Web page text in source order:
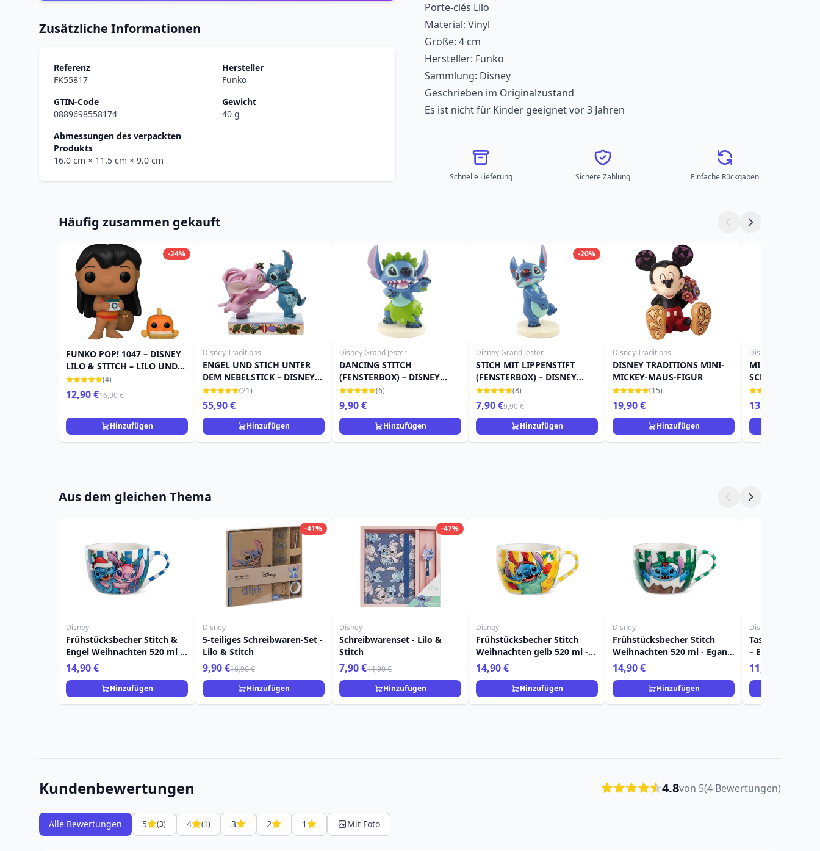
Zusätzliche Informationen
Referenz
FK55817
Hersteller
Funko
GTIN-Code
0889698558174
Gewicht
40 g
Abmessungen des verpackten
Produkts
16.0 cm × 11.5 cm × 9.0 cm
Porte-clés Lilo
Material: Vinyl
Größe: 4 cm
Hersteller: Funko
Sammlung: Disney
Geschrieben im Originalzustand
Es ist nicht für Kinder geeignet vor 3 Jahren
Schnelle Lieferung Sichere Zahlung Einfache Rückgaben
Häufig zusammen gekauft
-24%
FUNKO POP! 1047 – DISNEY
LILO & STITCH – LILO UND
PUDGE
(4)
12,90 €16,90 €
Hinzufügen
Disney Traditions
ENGEL UND STICH UNTER
DEM NEBELSTICK – DISNEY
TRADITIONS
(21)
55,90 €
Hinzufügen
Disney Grand Jester
DANCING STITCH
(FENSTERBOX) – DISNEY
GRAND JESTER
(6)
9,90 €
Hinzufügen
-20%
Disney Grand Jester
STICH MIT LIPPENSTIFT
(FENSTERBOX) – DISNEY
GRAND JESTER
(8)
7,90 €9,90 €
Hinzufügen
Disney Traditions
DISNEY TRADITIONS MINI-
MICKEY-MAUS-FIGUR
(15)
19,90 €
Hinzufügen
Disney Showcase
MINI-STICH MIT
13,90 €
Aus dem gleichen Thema
Disney
Frühstücksbecher Stitch &
Engel Weihnachten 520 ml -
Egan Disney Home
14,90 €
Hinzufügen
-41%
Disney
5-teiliges Schreibwaren-Set -
Lilo & Stitch
9,90 €16,90 €
Hinzufügen
-47%
Disney
Schreibwarenset - Lilo &
Stitch
7,90 €14,90 €
Hinzufügen
Disney
Frühstücksbecher Stitch
Weihnachten gelb 520 ml -
Egan Disney Home
14,90 €
Hinzufügen
Disney
Frühstücksbecher Stitch
Weihnachten 520 ml - Egan
Disney Home
14,90 €
Hinzufügen
Disney
Tasse „ Stitch“,
– Egan Disney
11,90 €
Kundenbewertungen 4.8von 5(4 Bewertungen)
Alle Bewertungen 5 (3) 4 (1) 3 2 1 Mit Foto